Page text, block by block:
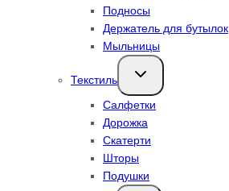
Подносы
Держатель для бутылок
Мыльницы
Текстиль
Переключить
дочернее
Салфетки
Дорожка
Скатерти
Шторы
Подушки